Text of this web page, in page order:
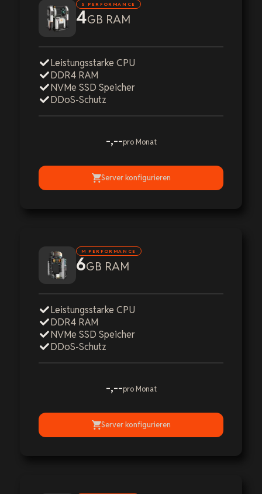
S PERFORMANCE
4GB RAM
Leistungsstarke CPU
DDR4 RAM
NVMe SSD Speicher
DDoS-Schutz
-,--pro Monat
Server konfigurieren
M PERFORMANCE
6GB RAM
Leistungsstarke CPU
DDR4 RAM
NVMe SSD Speicher
DDoS-Schutz
-,--pro Monat
Server konfigurieren